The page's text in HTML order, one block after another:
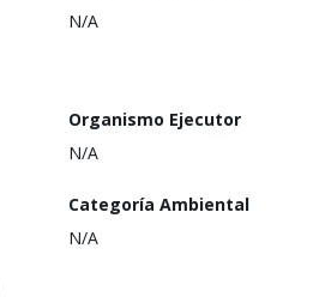
N/A
Organismo Ejecutor
N/A
Categoría Ambiental
N/A